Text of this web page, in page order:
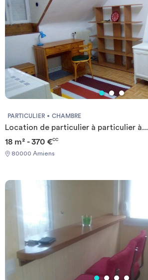
PARTICULIER CHAMBRE
Location de particulier à particulier à...
18 m² - 370 €CC
80000 Amiens